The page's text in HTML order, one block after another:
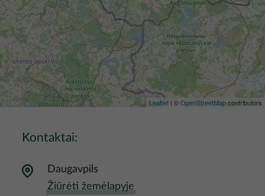
Leaflet | ©OpenStreetMapcontributors
Kontaktai:
Daugavpils
Žiūrėti žemėlapyje